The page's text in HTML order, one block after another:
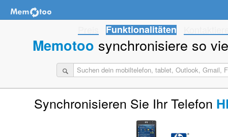
Funktionalitäten
Memotoo synchronisiere so
Synchronisieren Sie Ihr Telefon